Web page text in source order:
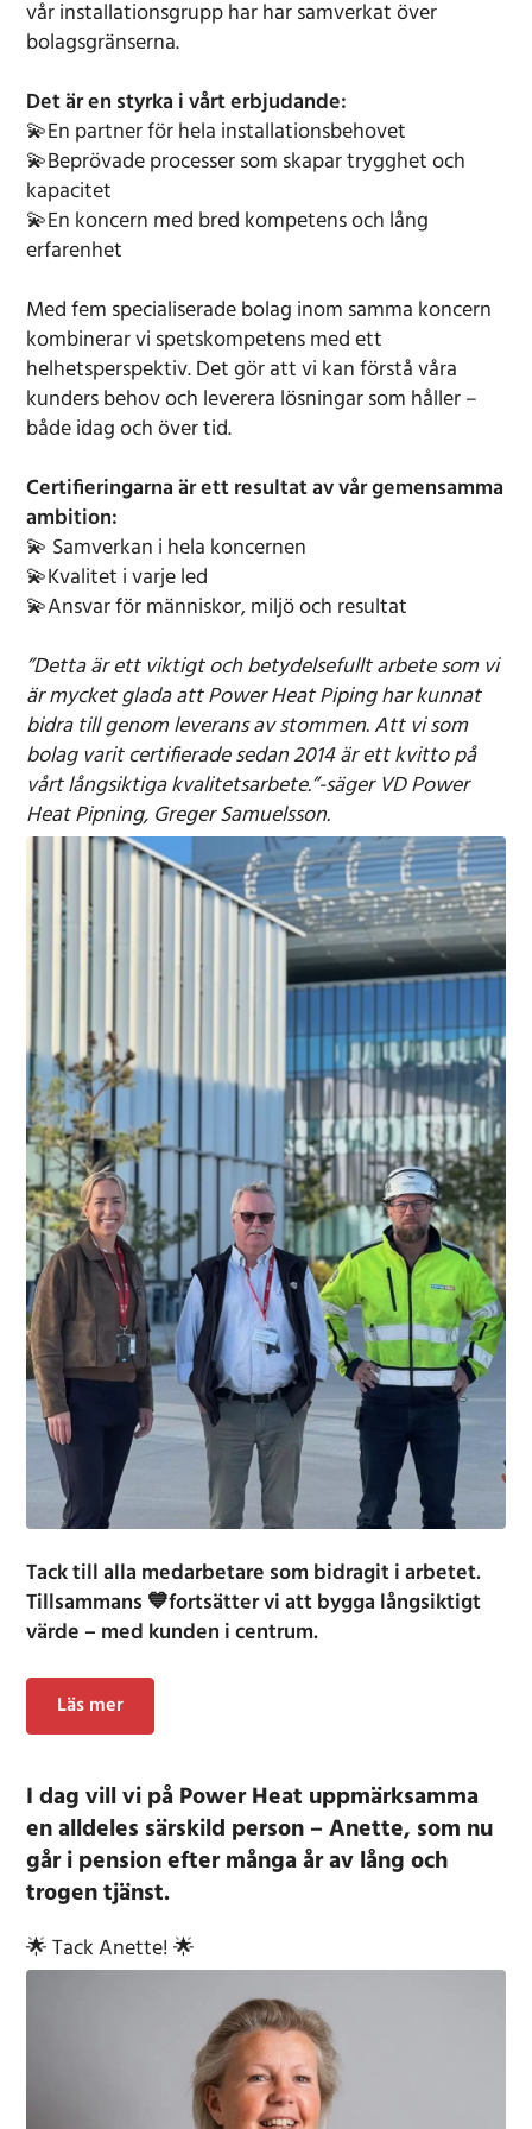
vår installationsgrupp har har samverkat över
bolagsgränserna.
Det är en styrka i vårt erbjudande:
💫En partner för hela installationsbehovet
💫Beprövade processer som skapar trygghet och
kapacitet
💫En koncern med bred kompetens och lång
erfarenhet
Med fem specialiserade bolag inom samma koncern
kombinerar vi spetskompetens med ett
helhetsperspektiv. Det gör att vi kan förstå våra
kunders behov och leverera lösningar som håller –
både idag och över tid.
Certifieringarna är ett resultat av vår gemensamma
ambition:
💫 Samverkan i hela koncernen
💫Kvalitet i varje led
💫Ansvar för människor, miljö och resultat
”Detta är ett viktigt och betydelsefullt arbete som vi
är mycket glada att Power Heat Piping har kunnat
bidra till genom leverans av stommen. Att vi som
bolag varit certifierade sedan 2014 är ett kvitto på
vårt långsiktiga kvalitetsarbete.”-säger VD Power
Heat Pipning, Greger Samuelsson.
Tack till alla medarbetare som bidragit i arbetet.
Tillsammans 💙fortsätter vi att bygga långsiktigt
värde – med kunden i centrum.
Läs mer
I dag vill vi på Power Heat uppmärksamma
en alldeles särskild person – Anette, som nu
går i pension efter många år av lång och
trogen tjänst.
🌟 Tack Anette! 🌟